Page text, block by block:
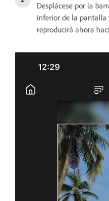
Desplácese por la
inferior de la pantalla
reproducirá ahora